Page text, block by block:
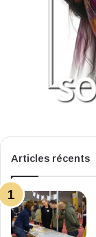
Articles récents